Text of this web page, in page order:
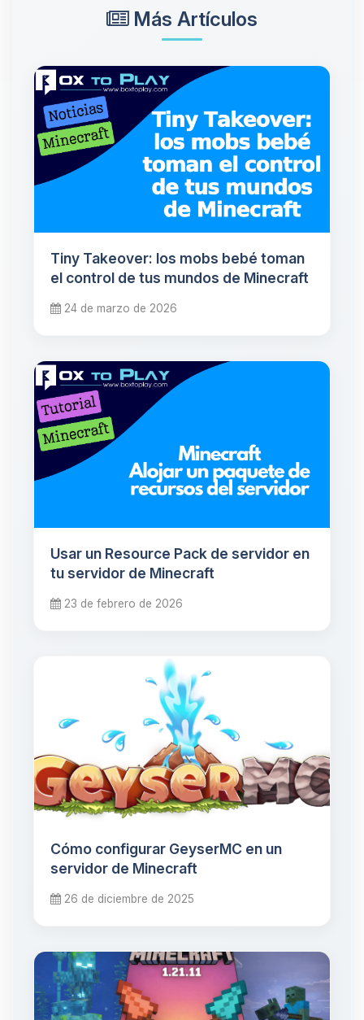
Más Artículos
Tiny Takeover: los mobs bebé toman
el control de tus mundos de Minecraft
24 de marzo de 2026
Usar un Resource Pack de servidor en
tu servidor de Minecraft
23 de febrero de 2026
Cómo configurar GeyserMC en un
servidor de Minecraft
26 de diciembre de 2025